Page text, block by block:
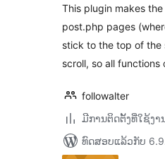
This plugin makes
post.php pages
stick to the top of the
scroll, so all
followalter
ມີການຕິດຕັ້ງທີ່ໃຊ້ງ
ທົດສອບແລ້ວກັບ